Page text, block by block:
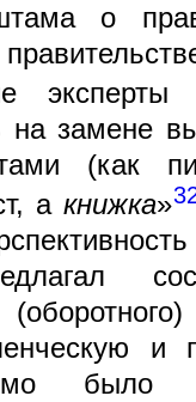
о
эксперты
на замене
(как
акнижка»
и
было